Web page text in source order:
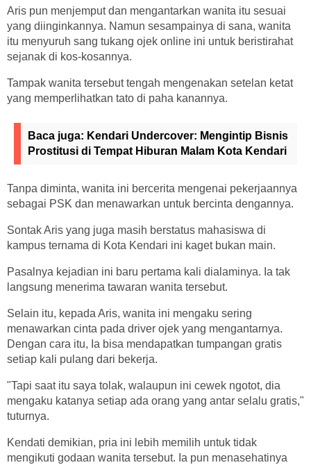
Aris pun menjemput dan mengantarkan wanita itu sesuai
yang diinginkannya. Namun sesampainya di sana, wanita
itu menyuruh sang tukang ojek online ini untuk beristirahat
sejanak di kos-kosannya.
Tampak wanita tersebut tengah mengenakan setelan ketat
yang memperlihatkan tato di paha kanannya.
Baca juga: Kendari Undercover: Mengintip Bisnis
Prostitusi di Tempat Hiburan Malam Kota Kendari
Tanpa diminta, wanita ini bercerita mengenai pekerjaannya
sebagai PSK dan menawarkan untuk bercinta dengannya.
Sontak Aris yang juga masih berstatus mahasiswa di
kampus ternama di Kota Kendari ini kaget bukan main.
Pasalnya kejadian ini baru pertama kali dialaminya. Ia tak
langsung menerima tawaran wanita tersebut.
Selain itu, kepada Aris, wanita ini mengaku sering
menawarkan cinta pada driver ojek yang mengantarnya.
Dengan cara itu, Ia bisa mendapatkan tumpangan gratis
setiap kali pulang dari bekerja.
"Tapi saat itu saya tolak, walaupun ini cewek ngotot, dia
mengaku katanya setiap ada orang yang antar selalu gratis,"
tuturnya.
Kendati demikian, pria ini lebih memilih untuk tidak
mengikuti godaan wanita tersebut. Ia pun menasehatinya